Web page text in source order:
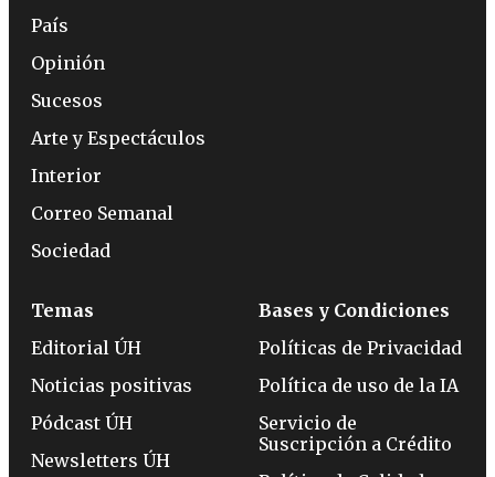
País
Opinión
Sucesos
Arte y Espectáculos
Interior
Correo Semanal
Sociedad
Temas
Editorial ÚH
Noticias positivas
Pódcast ÚH
Newsletters ÚH
Bases y Condiciones
Políticas de Privacidad
Política de uso de la IA
Servicio de
Suscripción a Crédito